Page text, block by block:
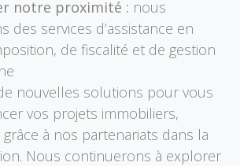
notre proximité : nous
des services d’assistance en
de fiscalité et de gestion
nouvelles solutions pour vous
vos projets immobiliers,
à nos partenariats dans la
Nous continuerons à explorer